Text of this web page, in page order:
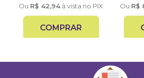
Ou R$ 42,94à vista no PIX
COMPRAR
Ou R$